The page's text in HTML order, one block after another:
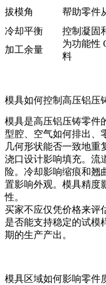
拔模角
帮助零件
冷却平衡
控制凝固
加工余量
为功能性
料
模具如何控制高压铝压
模具是高压铝压铸零件
型腔、空气如何排出、
几何形状能否一致地重
浇口设计影响填充。流
险。冷却影响缩痕和翘
置影响外观。模具精度
性。
买家不应仅凭价格来评
是否能支持稳定的试模
期的生产产出。
模具区域如何影响零件